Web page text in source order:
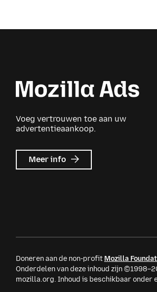
Voeg vertrouwen toe aan uw
advertentieaankoop.
Meer info over
Mozilla
Doneren aan de non-profit Mozilla
Onderdelen van deze inhoud zijn
mozilla.org. Inhoud is beschikbaar onder